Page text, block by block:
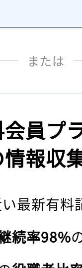
または
員プ
報収
最新有料
続率98%